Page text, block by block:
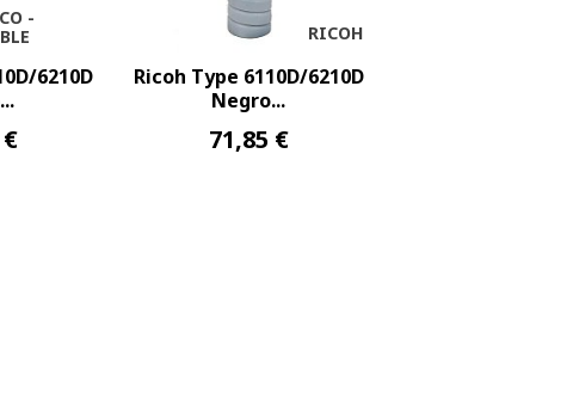
-
6210D
RICOH
Ricoh Type 6110D/6210D
Negro...
71,85 €